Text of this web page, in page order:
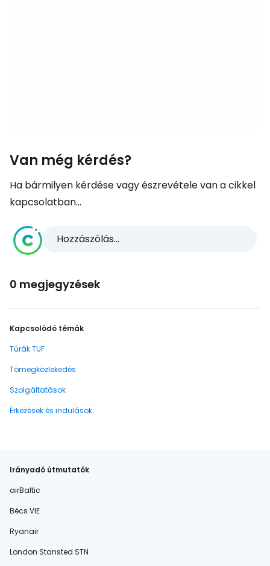
Van még kérdés?
Ha bármilyen kérdése vagy észrevétele van a cikkel
kapcsolatban...
Hozzászólás...
0 megjegyzések
Kapcsolódó témák
Túrák TUF
Tömegközlekedés
Szolgáltatások
Érkezések és indulások
Irányadó útmutatók
airBaltic
Bécs VIE
Ryanair
London Stansted STN